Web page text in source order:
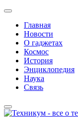
Главная
Новости
О гаджетах
Космос
История
Энциклопедия
Наука
Связь